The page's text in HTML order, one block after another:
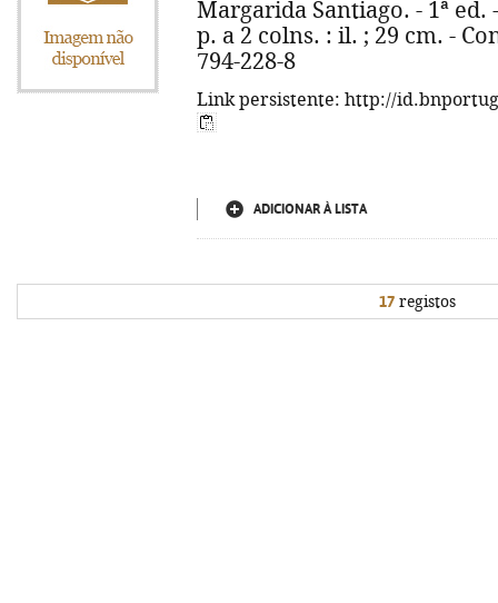
Margarida Santiago. - 1ª ed.
p. a 2 colns. : il. ; 29 cm. -
794-228-8
Link persistente: http://
ADICIONAR À LISTA
17registos